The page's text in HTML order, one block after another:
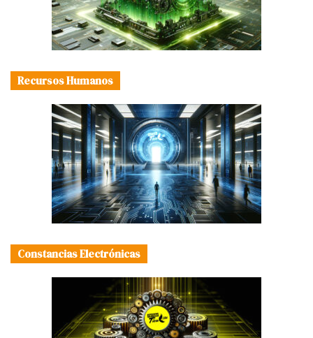
Recursos Humanos
Constancias Electrónicas